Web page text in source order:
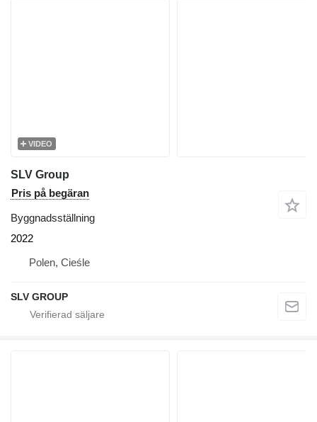
VIDEO
SLV Group
Pris på begäran
Byggnadsställning
2022
Polen, Cieśle
SLV GROUP